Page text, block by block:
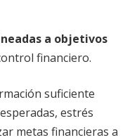
a objetivos
financiero.
suficiente
estrés
metas financieras a